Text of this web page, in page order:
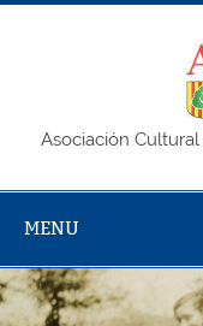
Skip
Asociación
MENU